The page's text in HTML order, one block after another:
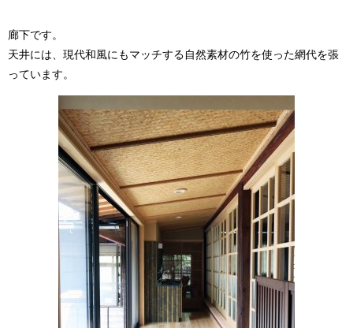
廊下です。
天井には、現代和風にもマッチする自然素材の竹を使った網代を張
っています。